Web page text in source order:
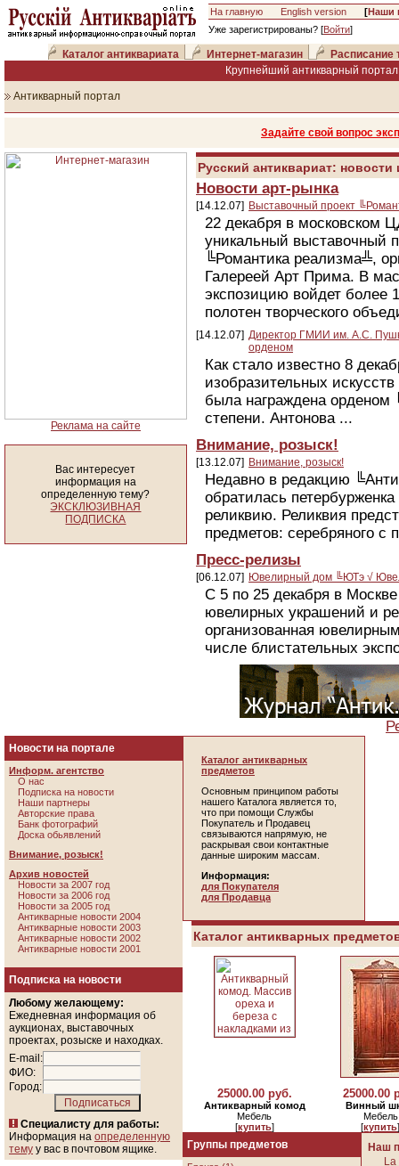
На главную English version [Наши
Уже зарегистрированы? [Войти]
Каталог антиквариата Интернет-магазин
Расписание
Крупнейший антикварный
Антикварный портал
Задайте свой вопрос
Реклама на сайте
Вас интересует
информация на
определенную тему?
ЭКСКЛЮЗИВНАЯ
ПОДПИСКА
Русский антиквариат:
Новости арт-рынка
[14.12.07] Выставочный проект
22 декабря в московском
уникальный выставочный
╚Романтика реализма╩,
Галереей Арт Прима. В
экспозицию войдет более
полотен творческого
[14.12.07] Директор ГМИИ им. А.С.
орденом
Как стало известно 8
изобразительных
была награждена орденом
степени. Антонова ...
Внимание, розыск!
[13.12.07] Внимание, розыск!
Недавно в редакцию
обратилась
реликвию. Реликвия
предметов: серебряного с
Пресс-релизы
[06.12.07] Ювелирный дом ╚ЮТэ √
С 5 по 25 декабря в
ювелирных украшений и
организованная
числе блистательных
Новости на портале
Информ. агентство
О нас
Подписка на новости
Наши партнеры
Авторские права
Банк фотографий
Доска обьявлений
Внимание, розыск!
Архив новостей
Новости за 2007 год
Новости за 2006 год
Новости за 2005 год
Антикварные новости 2004
Антикварные новости 2003
Антикварные новости 2002
Антикварные новости 2001
Подписка на новости
Любому желающему:
Ежедневная информация об
аукционах, выставочных
проектах, розыске и находках.
E-mail:
ФИО:
Город:
Специалисту для работы:
Информация на определенную
тему у вас в почтовом ящике.
Каталог антикварных
предметов
Основным принципом работы
нашего Каталога является то,
что при помощи Службы
Покупатель и Продавец
связываются напрямую, не
раскрывая свои контактные
данные широким массам.
Информация:
для Покупателя
для Продавца
Каталог антикварных
25000.00 руб.
Антикварный комод
Мебель
[купить]
25000.00
Винный
Мебель
[купить
Группы предметов
Наш